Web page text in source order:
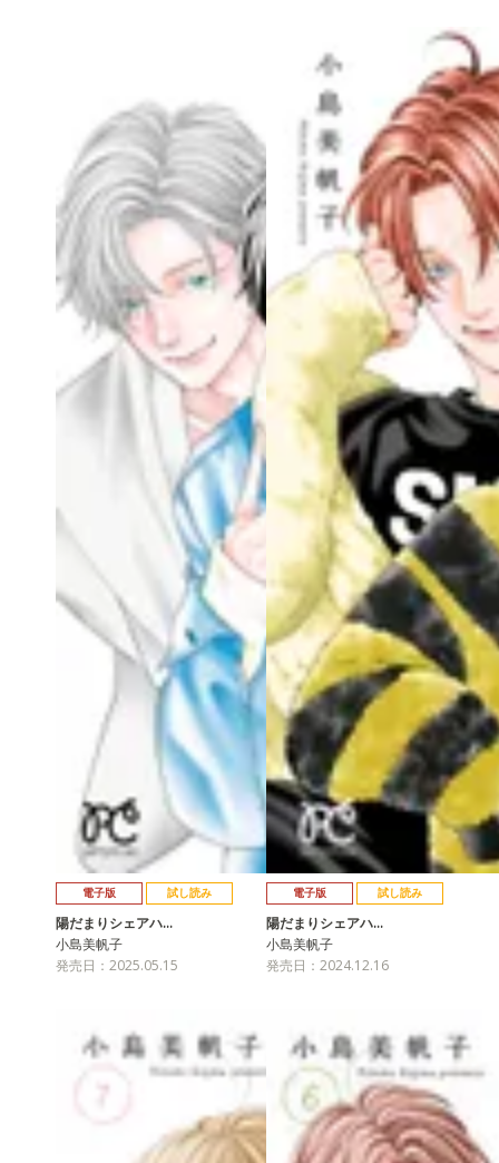
電子版 試し読み
陽だまりシェアハ…
小島美帆子
発売日：2025.05.15
電子版 試し読み
陽だまりシェアハ…
小島美帆子
発売日：2024.12.16